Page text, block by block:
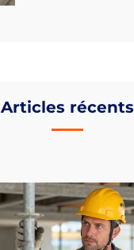
Articles récents